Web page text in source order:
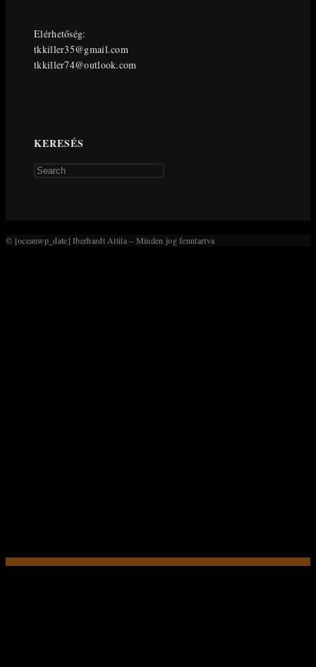
Elérhetőség:
tkkiller35@gmail.com
tkkiller74@outlook.com
KERESÉS
search
© [oceanwp_date] Iberhardt Attila – Minden jog fenntartva